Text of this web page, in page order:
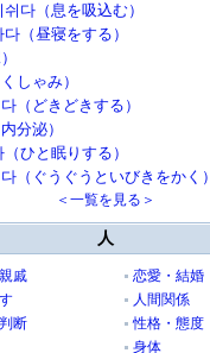
다（息を吸込む）
（昼寝をする）
しゃみ）
（どきどきする）
分泌）
ひと眠りする）
（ぐうぐうといびきをかく）
＜一覧を見る＞
人
戚
恋愛・結婚
人間関係
断
性格・態度
身体